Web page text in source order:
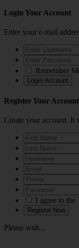
Login Your Account
Enter your e-mail
Remember
Register Your Account
Create your account. It
I agree to the
Please wait...